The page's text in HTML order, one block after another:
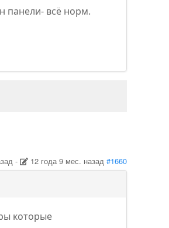
панели- всё норм.
- 12 года 9 мес. назад #1660
которые